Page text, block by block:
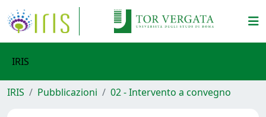
IRIS
IRIS Pubblicazioni 02 - Intervento a convegno